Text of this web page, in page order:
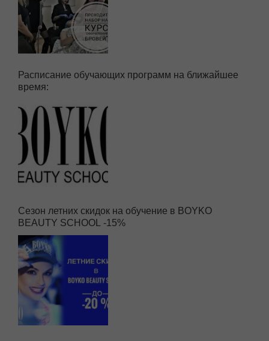
Расписание обучающих программ на ближайшее
время:
Сезон летних скидок на обучение в BOYKO
BEAUTY SCHOOL -15%